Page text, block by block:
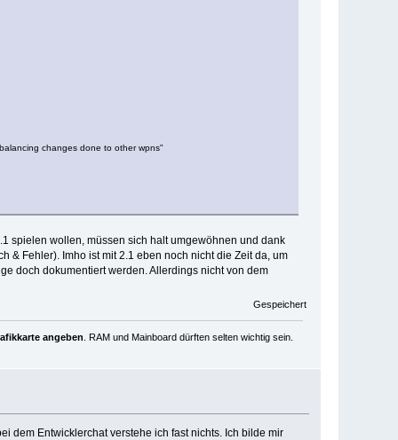
changes done to other wpns"
spielen wollen, müssen sich halt umgewöhnen und dank
& Fehler). Imho ist mit 2.1 eben noch nicht die Zeit da, um
doch dokumentiert werden. Allerdings nicht von dem
Gespeichert
angeben . RAM und Mainboard dürften selten wichtig sein.
dem Entwicklerchat verstehe ich fast nichts. Ich bilde mir